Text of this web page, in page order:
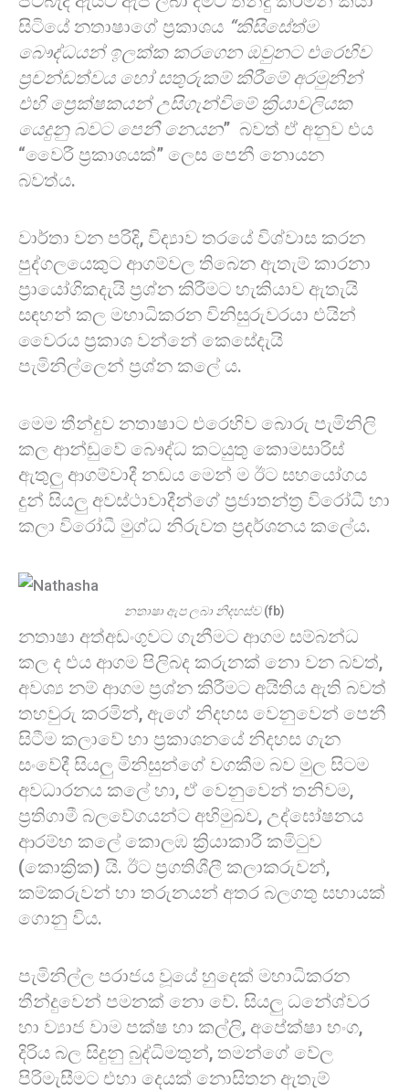
සිටියේ නතාෂාගේ ප්‍රකාශය “කිසිසේත්ම
බෞද්ධයන් ඉලක්ක කරගෙන ඔවුනට එරෙහිව
ප්‍රචන්ඩත්වය හෝ සතුරුකම් කිරීමේ අරමුනින්
එහි ප්‍රෙක්ෂකයන් උසිගැන්විමේ ක්‍රියාවලියක
යෙදුනු බවට පෙනී නෙයන” බවත් ඒ අනුව එය
“වෛරී ප්‍රකාශයක්” ලෙස පෙනී නොයන
බවත්ය.
වාර්තා වන පරිදි, විද්‍යාව තරයේ විශ්වාස කරන
පුද්ගලයෙකුට ආගම්වල තිබෙන ඇතැම් කාරනා
ප්‍රායෝගිකදැයි ප්‍රශ්න කිරීමට හැකියාව ඇතැයි
සඳහන් කල මහාධිකරන විනිසුරුවරයා එයින්
වෛරය ප්‍රකාශ වන්නේ කෙසේදැයි
පැමිනිල්ලෙන් ප්‍රශ්න කලේ ය.
මෙම තීන්දුව නතාෂාට එරෙහිව බොරු පැමිනිලි
කල ආන්ඩුවේ බෞද්ධ කටයුතු කොමසාරිස්
ඇතුලු ආගම්වාදී නඩය මෙන් ම ඊට සහයෝගය
දුන් සියලු අවස්ථාවාදීන්ගේ ප්‍රජාතන්ත්‍ර විරෝධී හා
කලා විරෝධී මුග්ධ නිරුවත ප්‍රදර්ශනය කලේය.
නතාෂා ඇප ලබා නිදහස්ව(fb)
නතාෂා අත්අඩංගුවට ගැනීමට ආගම සම්බන්ධ
කල ද එය ආගම පිලිබද කරුනක් නො වන බවත්,
අවශ්‍ය නම් ආගම ප්‍රශ්න කිරීමට අයිතිය ඇති බවත්
තහවුරු කරමින්, ඇගේ නිදහස වෙනුවෙන් පෙනී
සිටීම කලාවේ හා ප්‍රකාශනයේ නිදහස ගැන
සංවේදී සියලු මිනිසුන්ගේ වගකීම බව මුල සිටම
අවධාරනය කලේ හා, ඒ වෙනුවෙන් තනිවම,
ප්‍රතිගාමී බලවේගයන්ට අභිමුඛව, උද්⁣ඝෝෂනය
ආරම්භ කලේ කොලඹ ක්‍රියාකාරී කමිටුව
(කොක්‍රික) යි. ඊට ප්‍රගතිශීලී කලාකරුවන්,
කම්කරුවන් හා තරුනයන් අතර බලගතු සහායක්
ගොනු විය.
පැමිනිල්ල පරාජය වූයේ හුදෙක් මහාධිකරන
තීන්දුවෙන් පමනක් නො වේ. සියලු ධනේශ්වර
හා ව්‍යාජ වාම පක්ෂ හා කල්ලි, අපේක්ෂා භංග,
දිරිය බල සිදුනු බුද්ධිමතුන්, තමන්ගේ වේල
පිරිමැසීමට එහා දෙයක් නොසිතන ඇතැම්